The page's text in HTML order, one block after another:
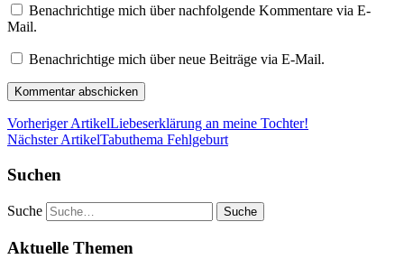
Benachrichtige mich über nachfolgende Kommentare via E-
Mail.
Benachrichtige mich über neue Beiträge via E-Mail.
Vorheriger ArtikelLiebeserklärung an meine Tochter!
Nächster ArtikelTabuthema Fehlgeburt
Suchen
Suche
Aktuelle Themen